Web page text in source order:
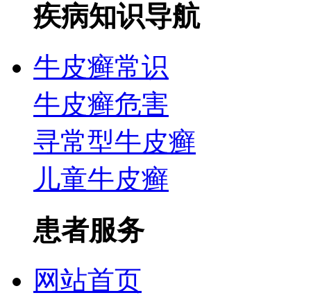
疾病知识导航
牛皮癣常识
牛皮癣危害
寻常型牛皮癣
儿童牛皮癣
患者服务
网站首页